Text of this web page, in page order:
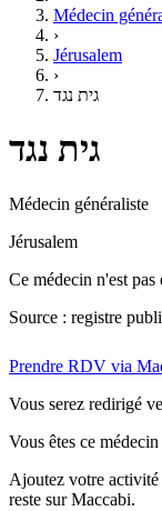
Médecin
›
Jérusalem
›
גית נגד
גית נגד
Médecin généraliste
Jérusalem
Ce médecin n'est
Source : registre
Prendre RDV via
Vous serez redirigé
Vous êtes ce médecin
Ajoutez votre
reste sur Maccabi.